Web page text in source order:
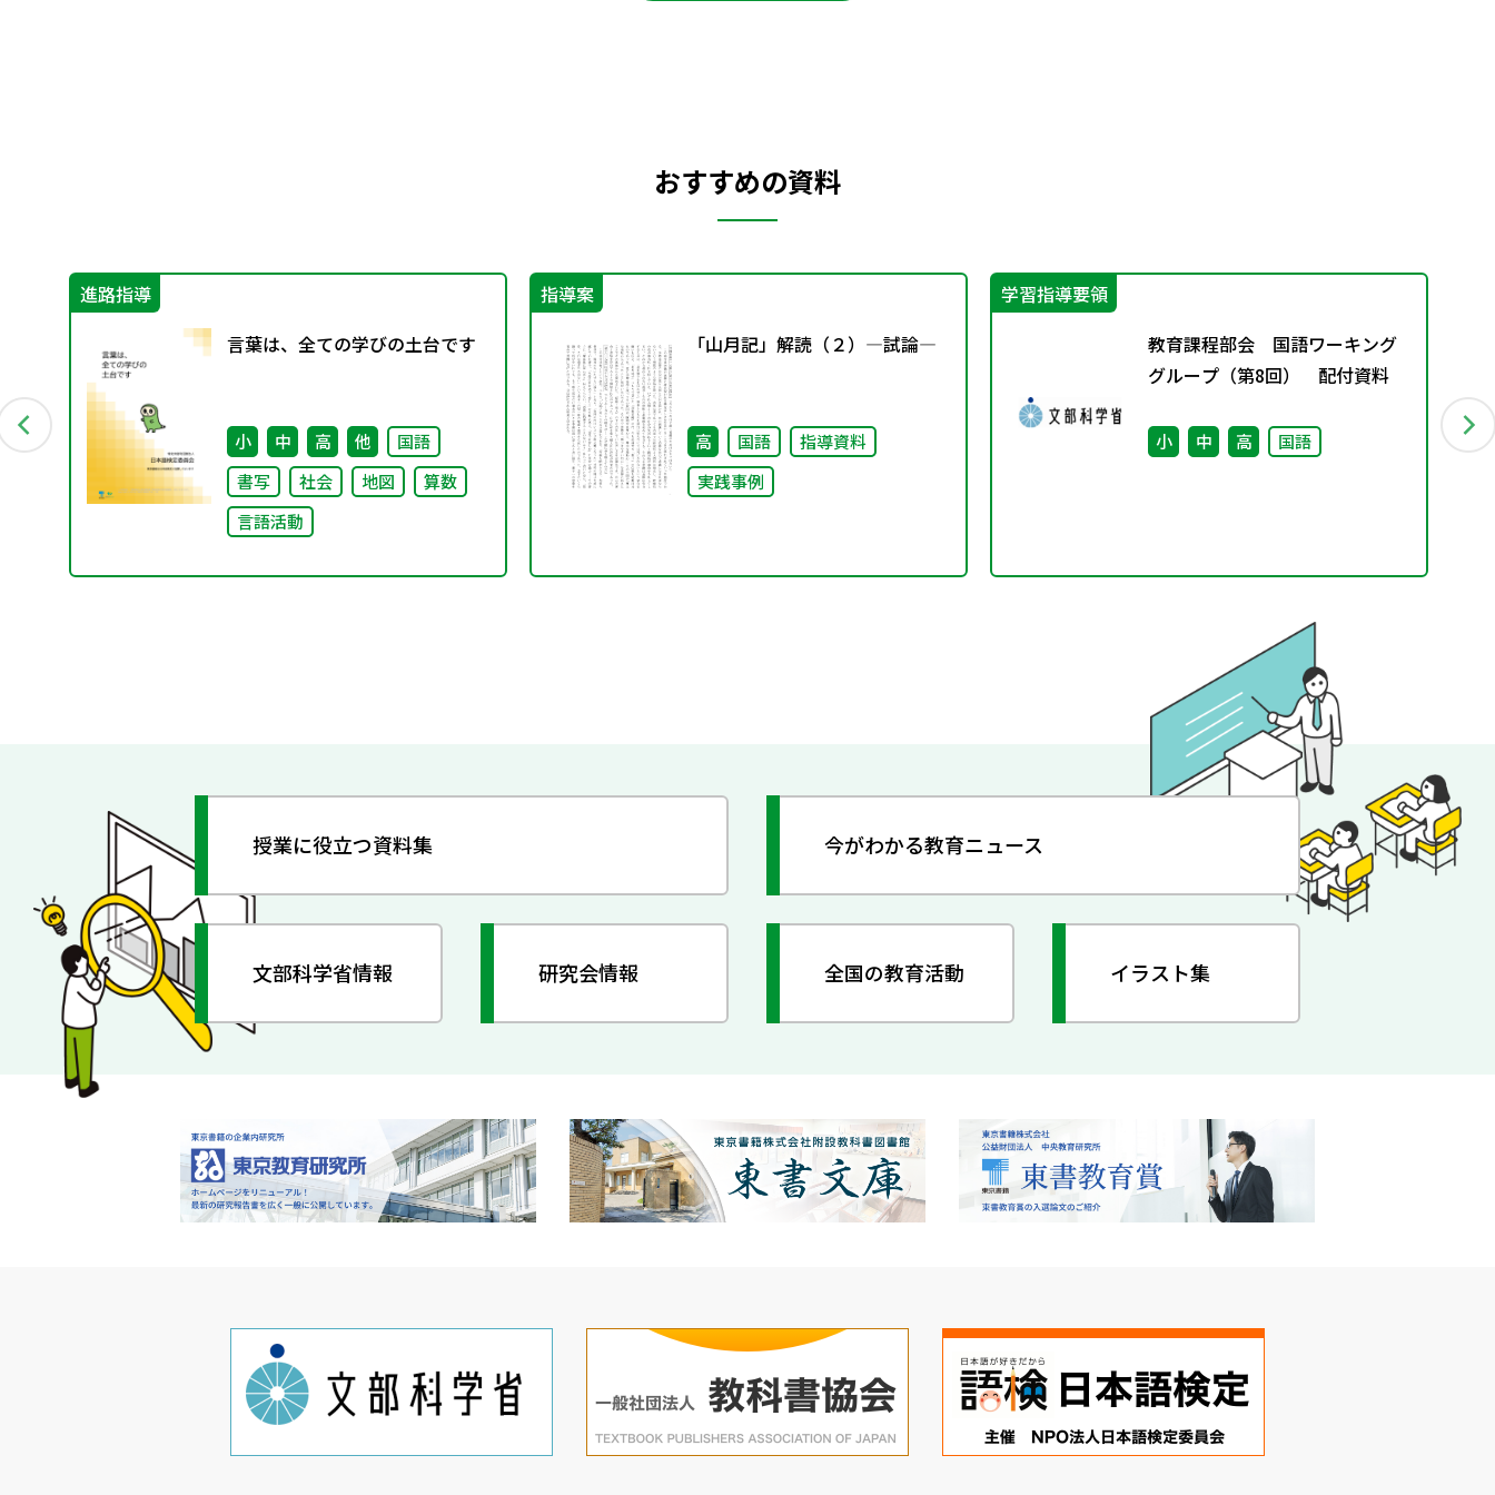
おすすめの資料
進路指導
言葉は、全ての学びの土台です
小 中 高 他
国語
書写
社会 地図
算数
言語活動
指導案
「山月記」解読（２）―試論―
高 国語
指導資料
実践事例
学習指導要領
教育課程部会 国語ワーキング
グループ（第8回） 配付資料
小 中 高 国語
授業に役立つ資料集 今がわかる教育ニュース
文部科学省情報 研究会情報 全国の教育活動 イラスト集